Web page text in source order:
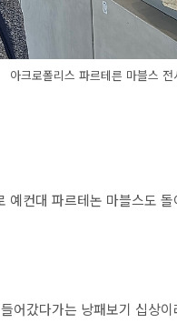
아크로폴리스 파르테른 마블스 전
예컨대 파르테논 마블스도
어갔다가는 낭패보기 십상